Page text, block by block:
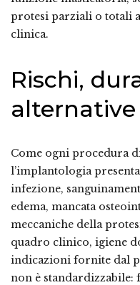
protesi parziali o totali
clinica.
Rischi,
Come ogni procedura
l’implantologia
infezione,
edema, mancata
meccaniche della
quadro clinico, igiene
indicazioni fornite dal
non è standardizzabile: